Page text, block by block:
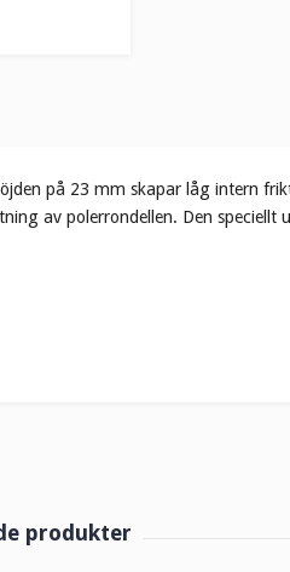
på 23 mm skapar låg intern
av polerrondellen. Den